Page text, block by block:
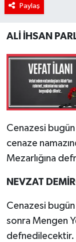
Paylaş
ALİ İHSAN
Cenazesi bugün
cenaze
Mezarlığına
NEVZAT
Cenazesi
sonra Mengen
defnedilecektir.